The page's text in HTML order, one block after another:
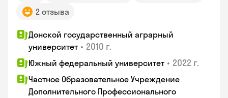
2 отзыва
Донской государственный аграрный
университет • 2010 г.
Южный федеральный университет • 2022 г.
Частное Образовательное Учреждение
Дополнительного Профессионального